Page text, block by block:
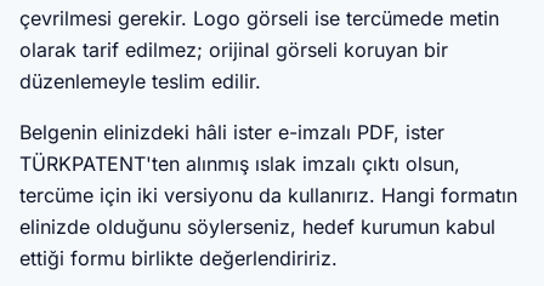
çevrilmesi gerekir. Logo görseli ise tercümede metin
olarak tarif edilmez; orijinal görseli koruyan bir
düzenlemeyle teslim edilir.
Belgenin elinizdeki hâli ister e-imzalı PDF, ister
TÜRKPATENT'ten alınmış ıslak imzalı çıktı olsun,
tercüme için iki versiyonu da kullanırız. Hangi formatın
elinizde olduğunu söylerseniz, hedef kurumun kabul
ettiği formu birlikte değerlendiririz.